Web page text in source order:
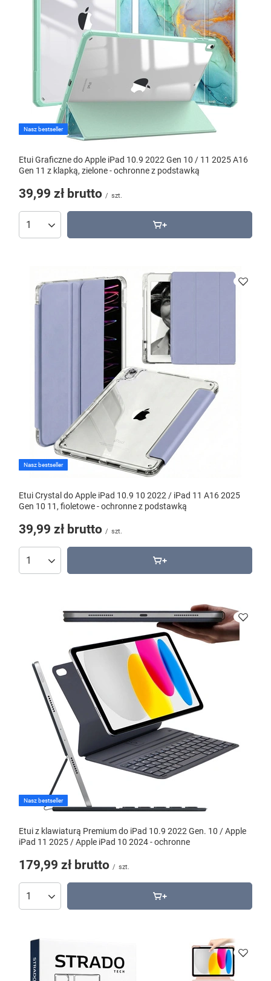
Nasz bestseller
Etui Graficzne do Apple iPad 10.9 2022 Gen 10 / 11 2025 A16
Gen 11 z klapką, zielone - ochronne z podstawką
39,99 zł brutto / szt.
Nasz bestseller
Etui Crystal do Apple iPad 10.9 10 2022 / iPad 11 A16 2025
Gen 10 11, fioletowe - ochronne z podstawką
39,99 zł brutto / szt.
Nasz bestseller
Etui z klawiaturą Premium do iPad 10.9 2022 Gen. 10 / Apple
iPad 11 2025 / Apple iPad 10 2024 - ochronne
179,99 zł brutto / szt.